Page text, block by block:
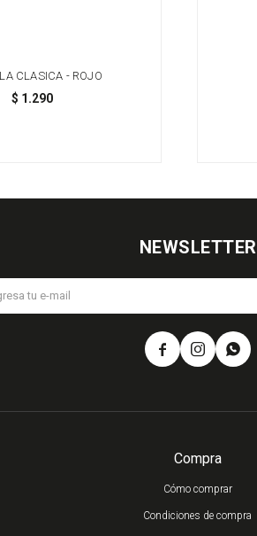
CLASICA - ROJO
$ 1.290
Compra
Cómo comprar
Condiciones de compra
NEWSLETTER
  